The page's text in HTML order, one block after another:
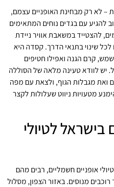
לא רק מבחינת האופניים עצמם,
להגיע עם בגדים נוחים המתאימים
להצטייד במשאבת אוויר ניידת
לכל שינוי בתנאי הדרך. קסדה היא
קרם הגנה ואפילו חטיפים
יש לוודא טעינה מלאה של הסוללה
ואת מגבלות הגוף, ולצאת עם מפה
מטעויות ניווט שעלולות לקצר
לטיולי
אופניים חשמליים, רבים מהם
מנוסים. באזור הצפון, מסלול